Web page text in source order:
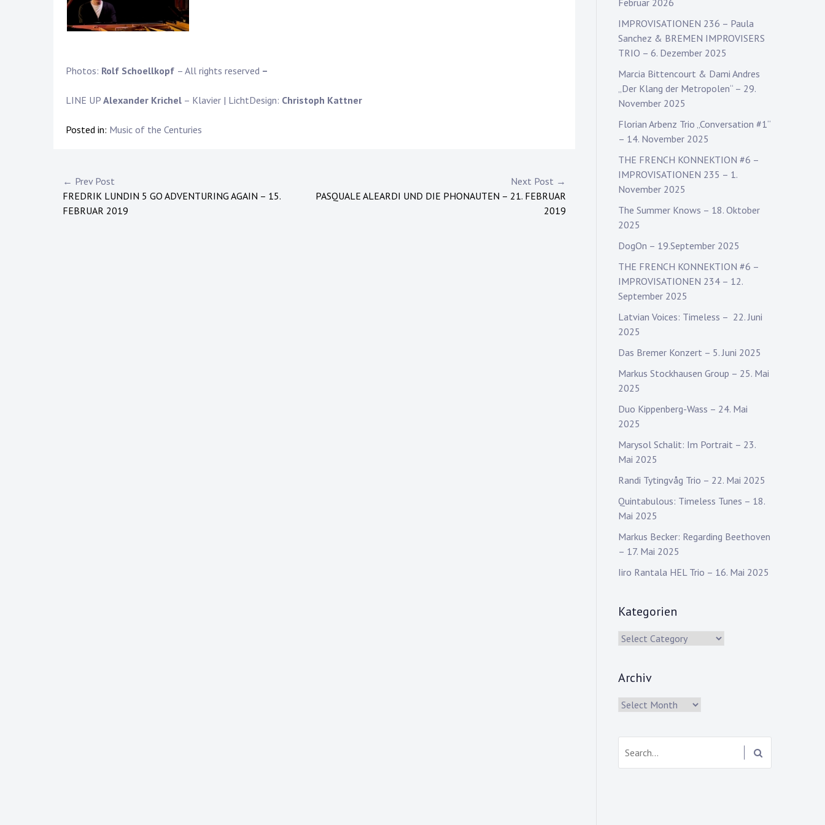
Photos: Rolf Schoellkopf – All rights reserved –
LINE UP Alexander Krichel – Klavier | LichtDesign: Christoph Kattner
Posted in: Music of the Centuries
Post
navigation
← Prev Post
FREDRIK LUNDIN 5 GO ADVENTURING AGAIN – 15.
FEBRUAR 2019
Next Post →
PASQUALE ALEARDI UND DIE PHONAUTEN – 21. FEBRUAR
2019
Februar 2026
IMPROVISATIONEN 236 – Paula
Sanchez & BREMEN IMPROVISERS
TRIO – 6. Dezember 2025
Marcia Bittencourt & Dami Andres
„Der Klang der Metropolen“ – 29.
November 2025
Florian Arbenz Trio „Conversation #1“
– 14. November 2025
THE FRENCH KONNEKTION #6 –
IMPROVISATIONEN 235 – 1.
November 2025
The Summer Knows – 18. Oktober
2025
DogOn – 19.September 2025
THE FRENCH KONNEKTION #6 –
IMPROVISATIONEN 234 – 12.
September 2025
Latvian Voices: Timeless – 22. Juni
2025
Das Bremer Konzert – 5. Juni 2025
Markus Stockhausen Group – 25. Mai
2025
Duo Kippenberg-Wass – 24. Mai
2025
Marysol Schalit: Im Portrait – 23.
Mai 2025
Randi Tytingvåg Trio – 22. Mai 2025
Quintabulous: Timeless Tunes – 18.
Mai 2025
Markus Becker: Regarding Beethoven
– 17. Mai 2025
Iiro Rantala HEL Trio – 16. Mai 2025
Kategorien
Kategorien
Archiv
Archiv